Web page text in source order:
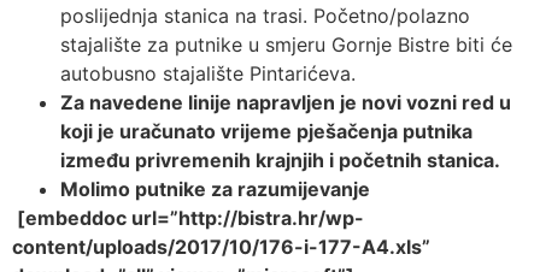
poslijednja stanica na trasi. Početno/polazno
stajalište za putnike u smjeru Gornje Bistre biti će
autobusno stajalište Pintarićeva.
Za navedene linije napravljen je novi vozni red u
koji je uračunato vrijeme pješačenja putnika
između privremenih krajnjih i početnih stanica.
Molimo putnike za razumijevanje
[embeddoc url=”http://bistra.hr/wp-
content/uploads/2017/10/176-i-177-A4.xls”